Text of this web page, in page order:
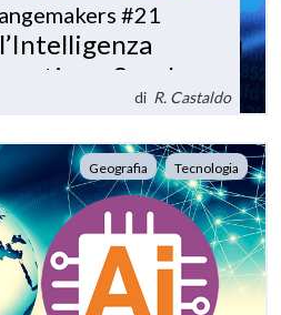
A scuola con i changemakers #21
a Scuola
di R. Castaldo
Geografia Tecnologia